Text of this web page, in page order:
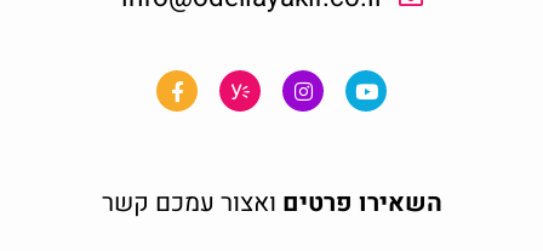
השאירו פרטים ואצור עמכם קשר